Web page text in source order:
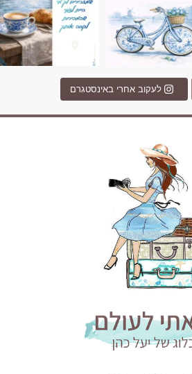
לעקוב אחרי באינסטגרם